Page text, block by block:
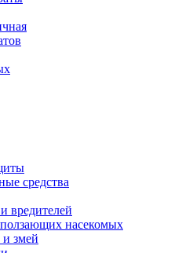
средства
вредителей
насекомых
змей